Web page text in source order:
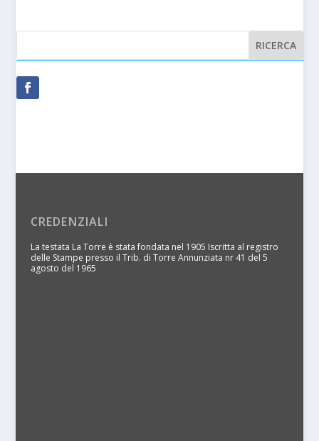
CREDENZIALI
La testata La Torre è stata fondata nel 1905 Iscritta al registro
delle Stampe presso il Trib. di Torre Annunziata nr 41 del 5
agosto del 1965